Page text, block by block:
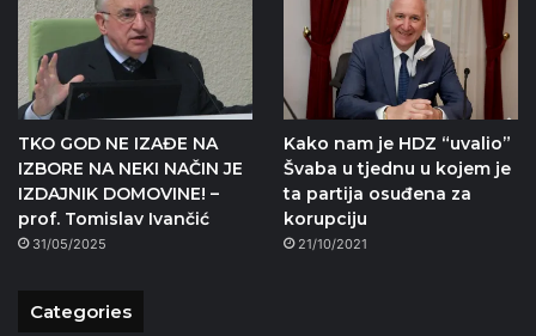
TKO GOD NE IZAĐE NA
IZBORE NA NEKI NAČIN JE
IZDAJNIK DOMOVINE! –
prof. Tomislav Ivančić
31/05/2025
Kako nam je HDZ “uvalio”
Švaba u tjednu u kojem je
ta partija osuđena za
korupciju
21/10/2021
Categories